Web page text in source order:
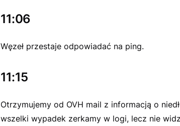
11:06
Węzeł przestaje odpowiadać na ping.
11:15
Otrzymujemy od OVH mail z informacją o
wszelki wypadek zerkamy w logi, lecz nie